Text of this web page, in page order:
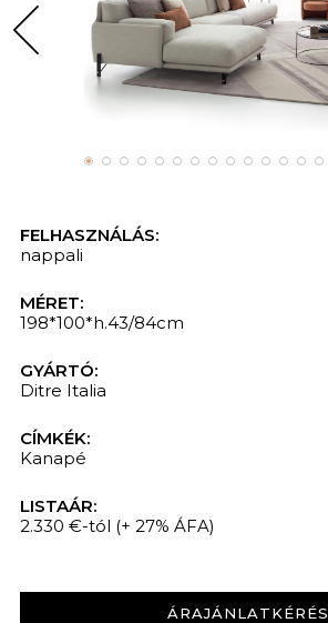
FELHASZNÁLÁS:
nappali
MÉRET:
198*100*h.43/84cm
GYÁRTÓ:
Ditre Italia
CÍMKÉK:
Kanapé
LISTAÁR:
2.330 €-tól (+ 27% ÁFA)
ÁRAJÁNLATKÉRÉS